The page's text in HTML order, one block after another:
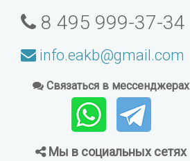
8 495 999-37-34
info.eakb@gmail.com
Связаться в мессенджерах
Мы в социальных сетях